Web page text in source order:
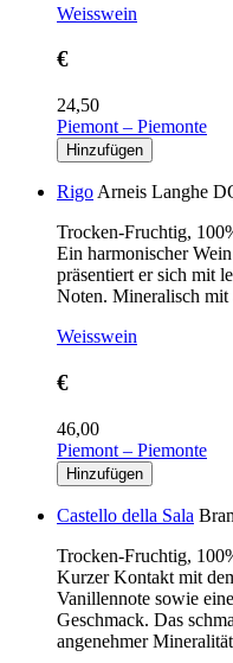
Weisswein
€
24,50
Piemont – Piemonte
Rigo Arneis Langhe
Trocken-Fruchtig,
Ein harmonischer
präsentiert er sich mit
Noten. Mineralisch mit
Weisswein
€
46,00
Piemont – Piemonte
Castello della Sala
Trocken-Fruchtig,
Kurzer Kontakt mit
Vanillennote sowie
Geschmack. Das
angenehmer Mineralität